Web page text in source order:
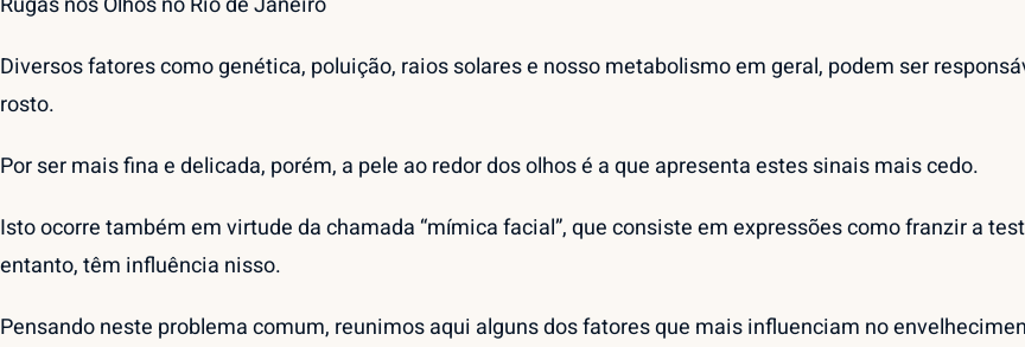
Diversos fatores como genética, poluição, raios solares e nosso metabolismo em geral, podem ser
rosto.
Por ser mais fina e delicada, porém, a pele ao redor dos olhos é a que apresenta estes sinais mais cedo.
Isto ocorre também em virtude da chamada “mímica facial”, que consiste em expressões como franzir a
entanto, têm influência nisso.
Pensando neste problema comum, reunimos aqui alguns dos fatores que mais influenciam no